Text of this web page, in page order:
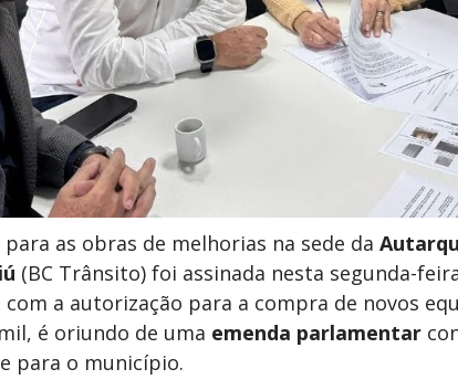
as obras de melhorias na sede da
(BC Trânsito) foi assinada nesta segunda-
a autorização para a compra de novos
é oriundo de uma emenda parlamentar
para o município.